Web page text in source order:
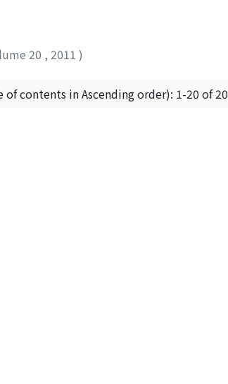
20 , 2011 )
contents in Ascending order): 1-20 of 20